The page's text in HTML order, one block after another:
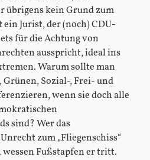
übrigens kein Grund zum
ein Jurist, der (noch) CDU-
für die Achtung von
ausspricht, ideal ins
Warum sollte man
Sozial-, Frei- und
wenn sie doch alle
sind? Wer das
zum „Fliegenschiss“
Fußstapfen er tritt.